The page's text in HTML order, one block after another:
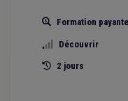
Formation payante
Découvrir
2 jours